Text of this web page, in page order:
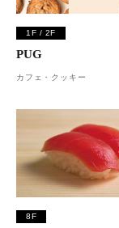
1F / 2F
PUG
カフェ・クッキー
8F